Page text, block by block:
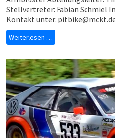
Stellvertreter: Fabian Schmiel
Kontakt unter:
Weiterlesen …